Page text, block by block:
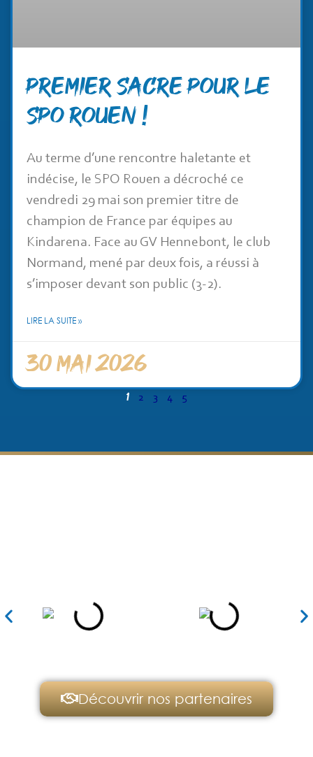
Premier sacre pour le
SPO Rouen !
Au terme d’une rencontre haletante et
indécise, le SPO Rouen a décroché ce
vendredi 29 mai son premier titre de
champion de France par équipes au
Kindarena. Face au GV Hennebont, le club
Normand, mené par deux fois, a réussi à
s’imposer devant son public (3-2).
LIRE LA SUITE »
30 mai 2026
1 2 3 4 5
Découvrir nos partenaires